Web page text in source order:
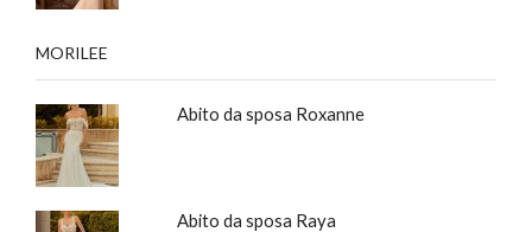
MORILEE
Abito da sposa Roxanne
Abito da sposa Raya